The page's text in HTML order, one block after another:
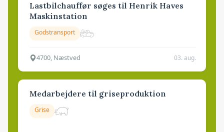
Lastbilchauffør søges til Henrik Haves
Maskinstation
Godstransport
4700, Næstved 03. aug.
Medarbejdere til griseproduktion
Grise